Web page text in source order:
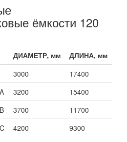
ёмкости 120
ДИАМЕТР, мм
ДЛИНА, мм
3000
17400
3200
15400
3700
11700
4200 9300